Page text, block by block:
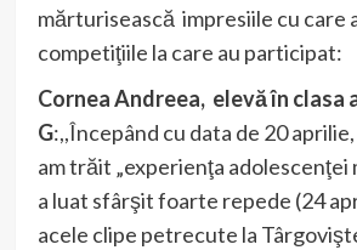
mărturisească impresiile cu care
competiţiile la care au participat:
Cornea Andreea, elevă în clasa
G:,,Începând cu data de 20
am trăit „experienţa adolescenţei
a luat sfârşit foarte repede (24
acele clipe petrecute la